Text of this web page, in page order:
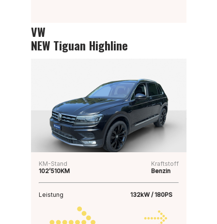
VW
NEW Tiguan Highline
KM-Stand
102’510KM
Kraftstoff
Benzin
Leistung 132kW / 180PS